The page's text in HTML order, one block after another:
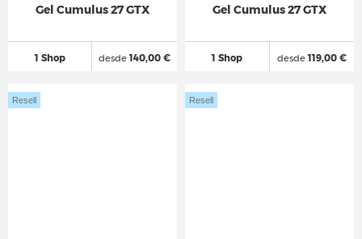
Gel Cumulus 27 GTX
1 Shop desde140,00 €
Gel Cumulus 27 GTX
1 Shop desde119,00 €
Resell Resell